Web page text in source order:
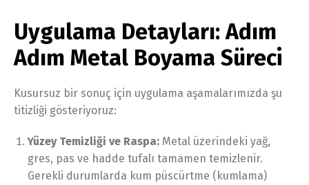
Uygulama Detayları: Adım
Adım Metal Boyama Süreci
Kusursuz bir sonuç için uygulama aşamalarımızda şu
titizliği gösteriyoruz:
Yüzey Temizliği ve Raspa: Metal üzerindeki yağ,
gres, pas ve hadde tufalı tamamen temizlenir.
Gerekli durumlarda kum püscürtme (kumlama)